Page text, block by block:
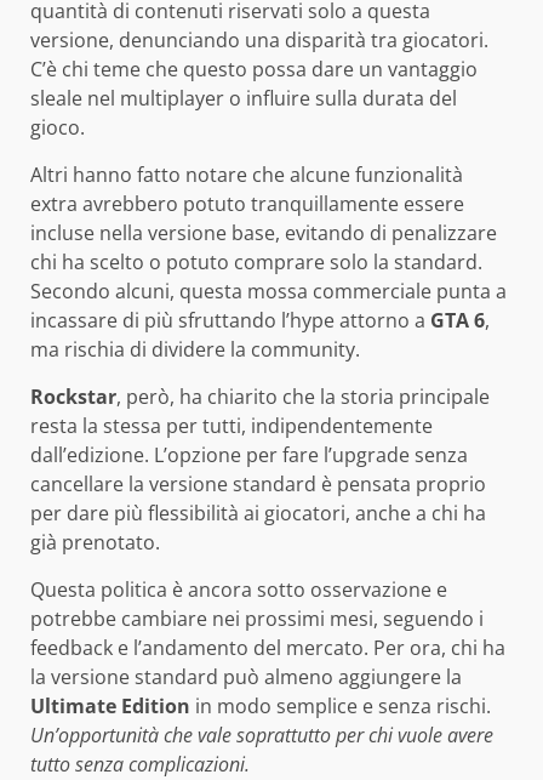
quantità di contenuti riservati solo a questa
versione, denunciando una disparità tra giocatori.
C’è chi teme che questo possa dare un vantaggio
sleale nel multiplayer o influire sulla durata del
gioco.
Altri hanno fatto notare che alcune funzionalità
extra avrebbero potuto tranquillamente essere
incluse nella versione base, evitando di penalizzare
chi ha scelto o potuto comprare solo la standard.
Secondo alcuni, questa mossa commerciale punta a
incassare di più sfruttando l’hype attorno a GTA 6,
ma rischia di dividere la community.
Rockstar, però, ha chiarito che la storia principale
resta la stessa per tutti, indipendentemente
dall’edizione. L’opzione per fare l’upgrade senza
cancellare la versione standard è pensata proprio
per dare più flessibilità ai giocatori, anche a chi ha
già prenotato.
Questa politica è ancora sotto osservazione e
potrebbe cambiare nei prossimi mesi, seguendo i
feedback e l’andamento del mercato. Per ora, chi ha
la versione standard può almeno aggiungere la
Ultimate Edition in modo semplice e senza rischi.
Un’opportunità che vale soprattutto per chi vuole avere
tutto senza complicazioni.